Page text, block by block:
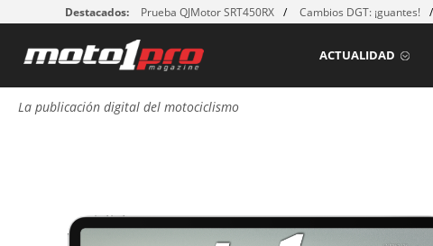
Destacados: Prueba QJMotor SRT450RX Cambios DGT: ¡guantes!
ACTUALIDAD
La publicación digital del motociclismo